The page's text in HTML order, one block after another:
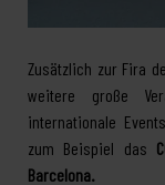
Zusätzlich zur Fira
weitere große
internationale
zum Beispiel das
Barcelona.